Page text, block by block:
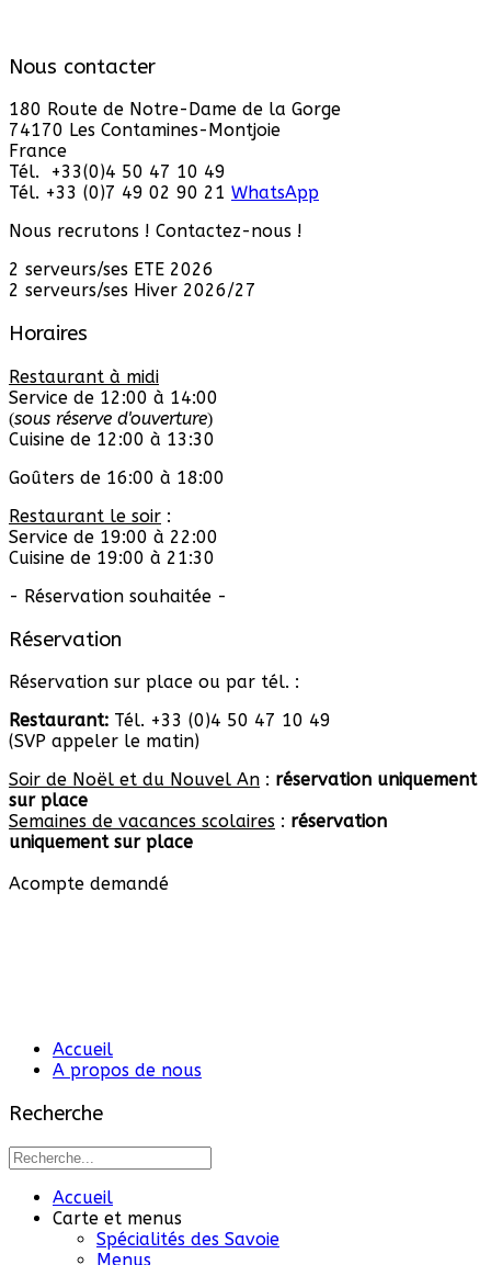
Nous contacter
180 Route de Notre-Dame de la Gorge
74170 Les Contamines-Montjoie
France
Tél. +33(0)4 50 47 10 49
Tél. +33 (0)7 49 02 90 21 WhatsApp
Nous recrutons ! Contactez-nous !
2 serveurs/ses ETE 2026
2 serveurs/ses Hiver 2026/27
Horaires
Restaurant à midi
Service de 12:00 à 14:00
(sous réserve d'ouverture)
Cuisine de 12:00 à 13:30
Goûters de 16:00 à 18:00
Restaurant le soir :
Service de 19:00 à 22:00
Cuisine de 19:00 à 21:30
- Réservation souhaitée -
Réservation
Réservation sur place ou par tél. :
Restaurant: Tél. +33 (0)4 50 47 10 49
(SVP appeler le matin)
Soir de Noël et du Nouvel An : réservation uniquement
sur place
Semaines de vacances scolaires : réservation
uniquement sur place
Acompte demandé
Accueil
A propos de nous
Recherche
Accueil
Carte et menus
Spécialités des Savoie
Menus